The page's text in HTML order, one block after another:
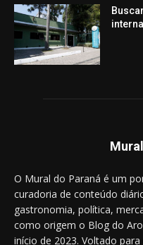
O Mural do Paraná é um
curadoria de conteúdo
gastronomia, política,
como origem o Blog do
início de 2023. Voltado